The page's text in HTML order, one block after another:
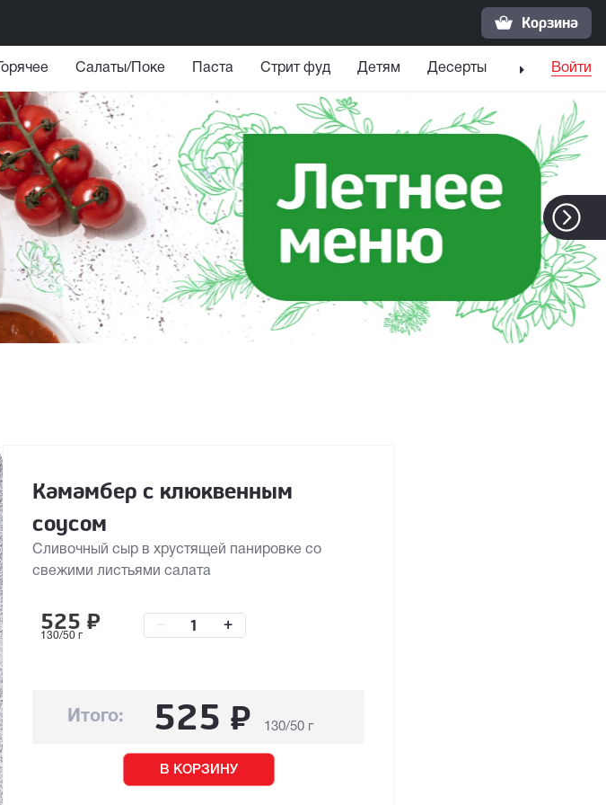
Корзина
Горячее Салаты/Поке Паста Стрит фуд Детям Десерты НапиткиВойти
Камамбер с клюквенным
соусом
Сливочный сыр в хрустящей панировке со
свежими листьями салата
525 ₽
130/50 г
+
Итого: 525 ₽ 130/50 г
В КОРЗИНУ